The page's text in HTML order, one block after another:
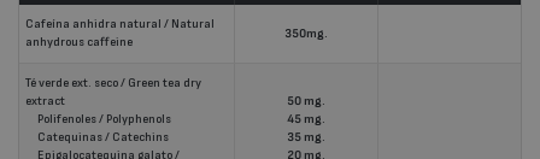
Cafeína anhidra natural / Natural
anhydrous caffeine
350mg.
Té verde ext. seco / Green tea dry
extract
Polifenoles / Polyphenols
Catequinas / Catechins
Epigalocatequina galato /
50 mg.
45 mg.
35 mg.
20 mg.